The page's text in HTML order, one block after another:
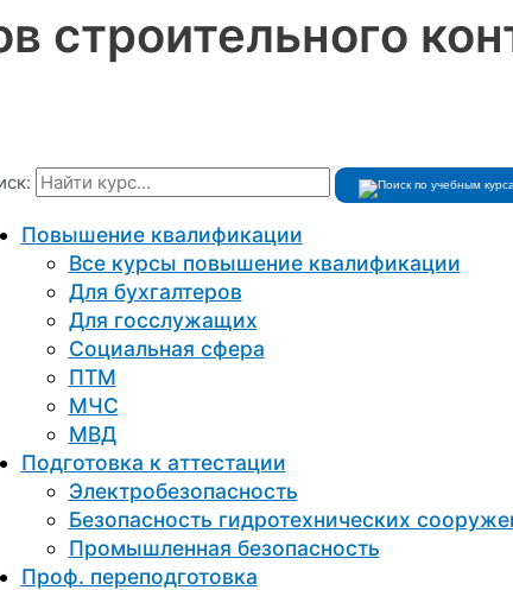
строительного
Повышение квалификации
Все курсы повышение квалификации
Для бухгалтеров
Для госслужащих
Социальная сфера
ПТМ
МЧС
МВД
Подготовка к aттестации
Электробезопасность
Безопасность гидротехнических
Промышленная безопасность
Проф. переподготовка